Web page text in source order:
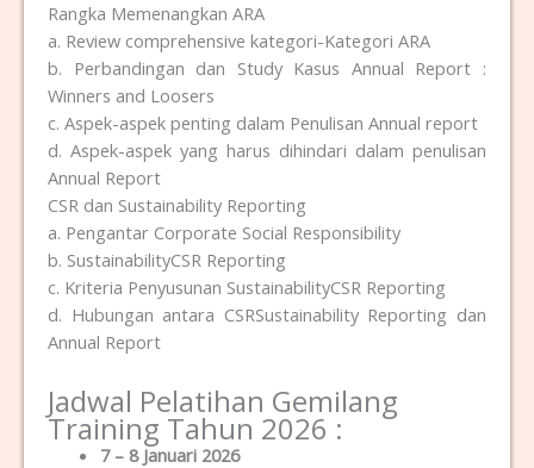
Rangka Memenangkan ARA
a. Review comprehensive kategori-Kategori ARA
b. Perbandingan dan Study Kasus Annual Report :
Winners and Loosers
c. Aspek-aspek penting dalam Penulisan Annual report
d. Aspek-aspek yang harus dihindari dalam penulisan
Annual Report
CSR dan Sustainability Reporting
a. Pengantar Corporate Social Responsibility
b. SustainabilityCSR Reporting
c. Kriteria Penyusunan SustainabilityCSR Reporting
d. Hubungan antara CSRSustainability Reporting dan
Annual Report
Jadwal Pelatihan Gemilang
Training Tahun 2026 :
7 – 8 Januari 2026